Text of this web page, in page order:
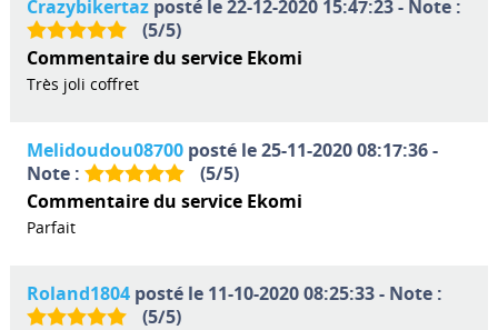
Crazybikertazposté le 22-12-2020 15:47:23 - Note :
(5/5)
Commentaire du service Ekomi
Très joli coffret
Melidoudou08700posté le 25-11-2020 08:17:36 -
Note :
(5/5)
Commentaire du service Ekomi
Parfait
Roland1804posté le 11-10-2020 08:25:33 - Note :
(5/5)